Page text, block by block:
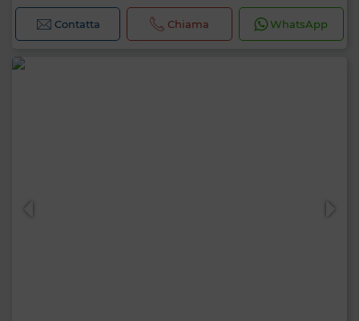
Contatta Chiama WhatsApp